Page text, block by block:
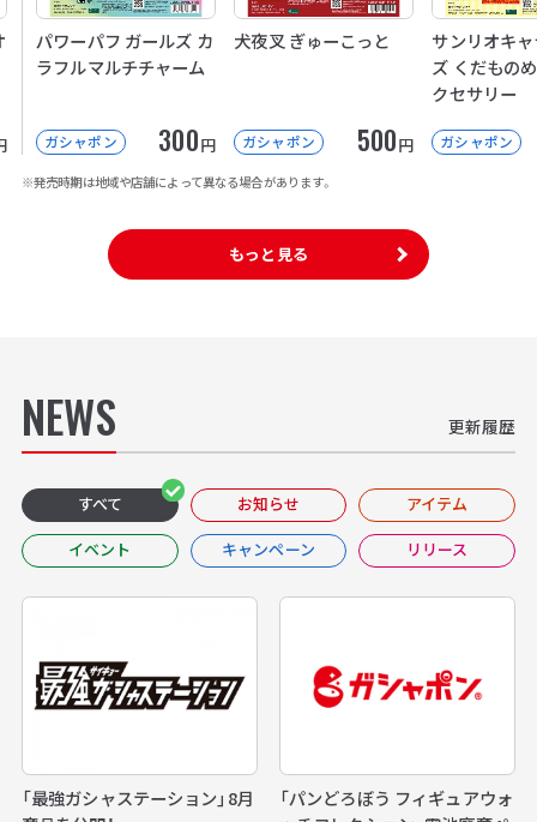
パワーパフ ガールズ カ
ラフルマルチチャーム
ガシャポン 300円
犬夜叉 ぎゅーこっと
ガシャポン 500円
サンリオキ
ズ くだもの
クセサリー
ガシャポン
※発売時期は地域や店舗によって異なる場合があります。
もっと見る
NEWS 更新履歴
すべて お知らせ
アイテム
イベント
キャンペーン リリース
「最強ガシャステーション」8月
「パンどろぼう フィギュアウォ